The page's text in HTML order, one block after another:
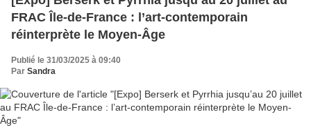
FRAC Île-de-France : l’art-contemporain
réinterprète le Moyen-Âge
Publié le 31/03/2025 à 09:40
Par Sandra